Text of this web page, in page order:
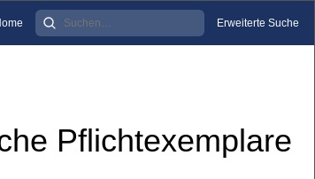
Erweiterte Suche
Pflichtexemplare